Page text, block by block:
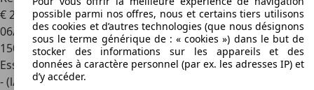
€ 2 990
06/2004
150 000 km
Essence
- (l/100 km)
possible parmi nos offres, nous et certains tiers utilisons
des cookies et d’autres technologies (que nous désignons
sous le terme générique de : « cookies ») dans le but de
stocker des informations sur les appareils et des
données à caractère personnel (par ex. les adresses IP) et
d’y accéder.